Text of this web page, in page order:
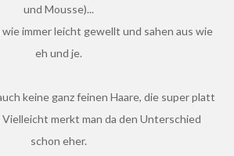
und Mousse)...
eh und je.
merkt man da den Unterschied
schon eher.